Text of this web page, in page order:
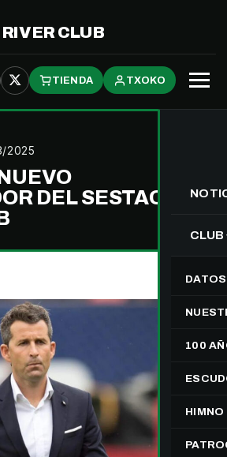
CLUB
TIENDA TXOKO
CLUB
100
HIMNO
2025
DEL SESTAO